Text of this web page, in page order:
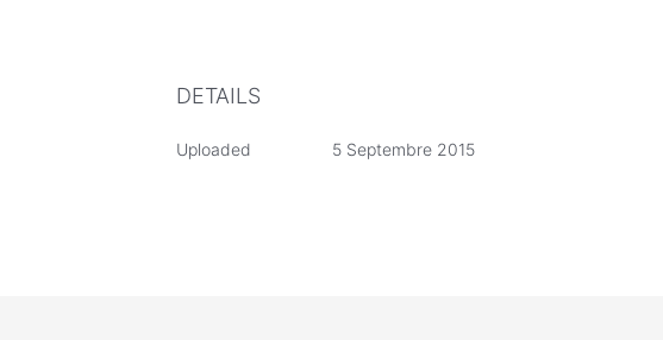
DETAILS
Uploaded 5 Septembre 2015